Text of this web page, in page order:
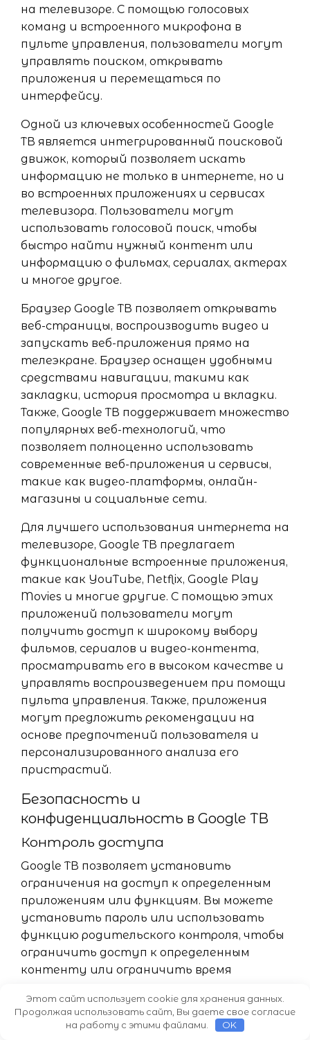
на телевизоре. С помощью голосовых
команд и встроенного микрофона в
пульте управления, пользователи могут
управлять поиском, открывать
приложения и перемещаться по
интерфейсу.
Одной из ключевых особенностей Google
ТВ является интегрированный поисковой
движок, который позволяет искать
информацию не только в интернете, но и
во встроенных приложениях и сервисах
телевизора. Пользователи могут
использовать голосовой поиск, чтобы
быстро найти нужный контент или
информацию о фильмах, сериалах, актерах
и многое другое.
Браузер Google ТВ позволяет открывать
веб-страницы, воспроизводить видео и
запускать веб-приложения прямо на
телеэкране. Браузер оснащен удобными
средствами навигации, такими как
закладки, история просмотра и вкладки.
Также, Google ТВ поддерживает множество
популярных веб-технологий, что
позволяет полноценно использовать
современные веб-приложения и сервисы,
такие как видео-платформы, онлайн-
магазины и социальные сети.
Для лучшего использования интернета на
телевизоре, Google ТВ предлагает
функциональные встроенные приложения,
такие как YouTube, Netflix, Google Play
Movies и многие другие. С помощью этих
приложений пользователи могут
получить доступ к широкому выбору
фильмов, сериалов и видео-контента,
просматривать его в высоком качестве и
управлять воспроизведением при помощи
пульта управления. Также, приложения
могут предложить рекомендации на
основе предпочтений пользователя и
персонализированного анализа его
пристрастий.
Безопасность и
конфиденциальность в Google ТВ
Контроль доступа
Google ТВ позволяет установить
ограничения на доступ к определенным
приложениям или функциям. Вы можете
установить пароль или использовать
функцию родительского контроля, чтобы
ограничить доступ к определенным
контенту или ограничить время
Конфиденциальность данных
Этот сайт использует cookie для хранения данных.
Продолжая использовать сайт, Вы даете свое согласие
на работу с этими файлами.
OK